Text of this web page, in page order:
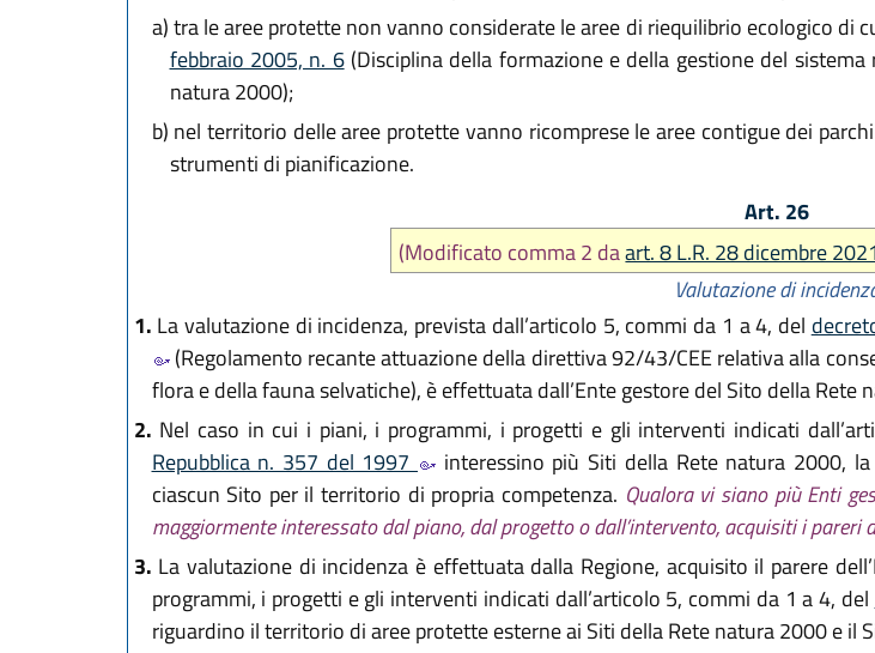
a)tra le aree protette non vanno considerate le aree di riequilibrio ecologico di
febbraio 2005, n. 6(Disciplina della formazione e della gestione del
natura 2000);
b) nel territorio delle aree protette vanno ricomprese le aree contigue dei
strumenti di pianificazione.
Art. 26
(Modificato comma 2 daart. 8 L.R. 28 dicembre
Valutazione di
1. La valutazione di incidenza, prevista dall’articolo 5, commi da 1 a 4, del
(Regolamento recante attuazione della direttiva 92/43/CEE relativa alla
flora e della fauna selvatiche), è effettuata dall’Ente gestore del Sito della Rete
2. Nel caso in cui i piani, i programmi, i progetti e gli interventi indicati
Repubblica n. 357 del 1997
interessino più Siti della Rete natura 2000,
ciascun Sito per il territorio di propria competenza. Qualora vi siano più Enti
maggiormente interessato dal piano, dal progetto o dall’intervento, acquisiti i
3. La valutazione di incidenza è effettuata dalla Regione, acquisito il parere
programmi, i progetti e gli interventi indicati dall’articolo 5, commi da 1 a 4, del
riguardino il territorio di aree protette esterne ai Siti della Rete natura 2000 e il